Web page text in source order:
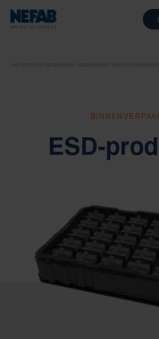
INDUSTRIËLE VERPAKKING VERPAKKING BINNENVERPAKKING
ESD-